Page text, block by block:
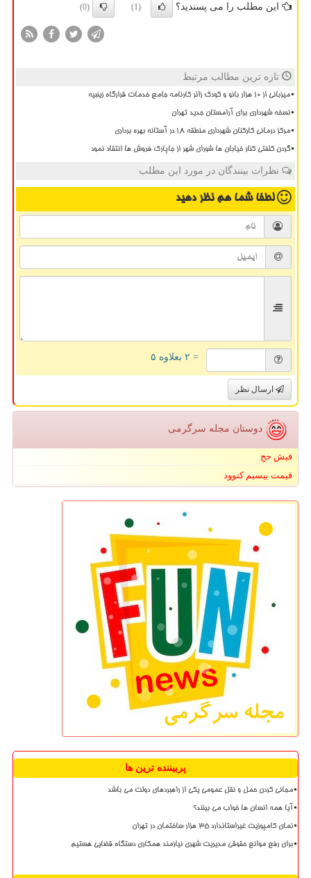
این مطلب را می پسندید؟ (1)
(0)
تازه ترین مطالب مرتبط
میزبانی از ۱۰ هزار بانو و کودک زائر کارنامه جامع خدمات قرارگاه زینبیه
نسخه شهرداری برای آرامستان جدید تهران
مرکز درمانی کارکنان شهرداری منطقه ۱۸ در آستانه بهره برداری
گردن کلفتی کنار خیابان ها شورای شهر از جاپارک فروش ها انتقاد نمود
نظرات بینندگان در مورد این مطلب
لطفا شما همنظر دهید
= ۲ بعلاوه ۵
ارسال نظر
دوستان مجله سرگرمی
فیش حج
قیمت بیسیم کنوود
پربیننده ترین ها
مجانی کردن حمل و نقل عمومی یکی از راهبردهای دولت می باشد
آیا همه انسان ها خواب می بینند؟
نمای کامپوزیت غیراستاندارد ۳۵ هزار ساختمان در تهران
برای رفع موانع حقوقی مدیریت شهری نیازمند همکاری دستگاه قضایی هستیم